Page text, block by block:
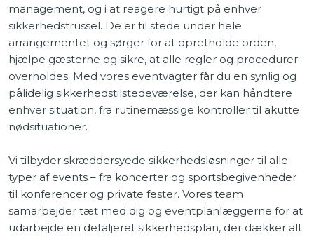
management, og i at reagere hurtigt på enhver
sikkerhedstrussel. De er til stede under hele
arrangementet og sørger for at opretholde orden,
hjælpe gæsterne og sikre, at alle regler og procedurer
overholdes. Med vores eventvagter får du en synlig og
pålidelig sikkerhedstilstedeværelse, der kan håndtere
enhver situation, fra rutinemæssige kontroller til akutte
nødsituationer.
Vi tilbyder skræddersyede sikkerhedsløsninger til alle
typer af events – fra koncerter og sportsbegivenheder
til konferencer og private fester. Vores team
samarbejder tæt med dig og eventplanlæggerne for at
udarbejde en detaljeret sikkerhedsplan, der dækker alt